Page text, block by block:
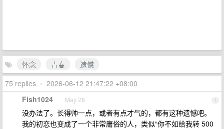
怀念 青春
遗憾
75 replies • 2026-06-12 21:47:22 +08:00
1
Fish1024 May 28
没办法了。长得帅一点，或者有点才气的，都有这种遗憾吧。
我的初恋也变成了一个非常庸俗的人，类似“你不如给我转 500